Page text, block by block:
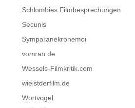
Schlombies Filmbesprechungen
Secunis
Symparanekronemoi
vomran.de
Wessels-Filmkritik.com
wieistderfilm.de
Wortvogel